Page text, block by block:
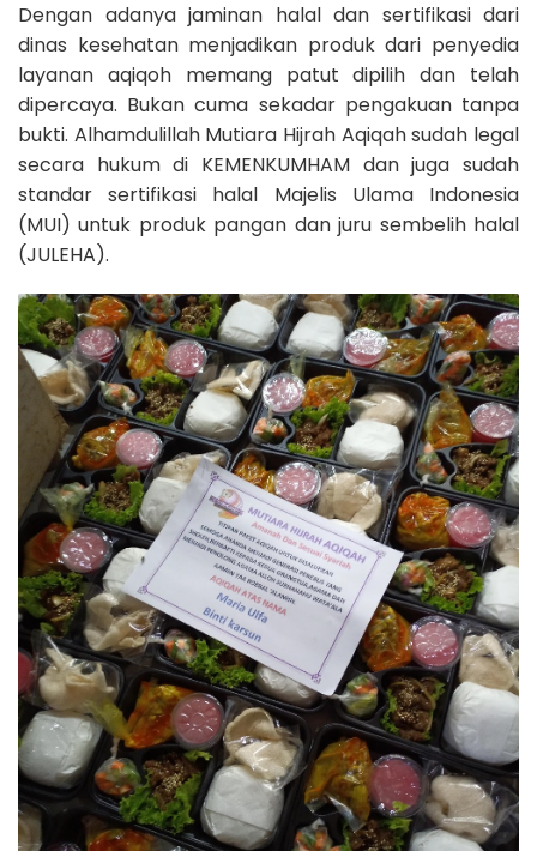
Dengan adanya jaminan halal dan sertifikasi dari
dinas kesehatan menjadikan produk dari penyedia
layanan aqiqoh memang patut dipilih dan telah
dipercaya. Bukan cuma sekadar pengakuan tanpa
bukti. Alhamdulillah Mutiara Hijrah Aqiqah sudah legal
secara hukum di KEMENKUMHAM dan juga sudah
standar sertifikasi halal Majelis Ulama Indonesia
(MUI) untuk produk pangan dan juru sembelih halal
(JULEHA).